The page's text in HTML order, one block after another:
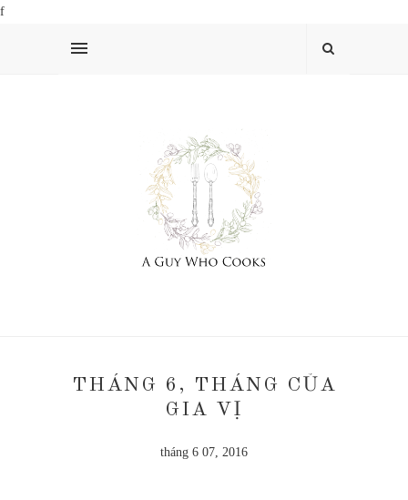
f
THÁNG 6, THÁNG CỦA
GIA VỊ
tháng 6 07, 2016